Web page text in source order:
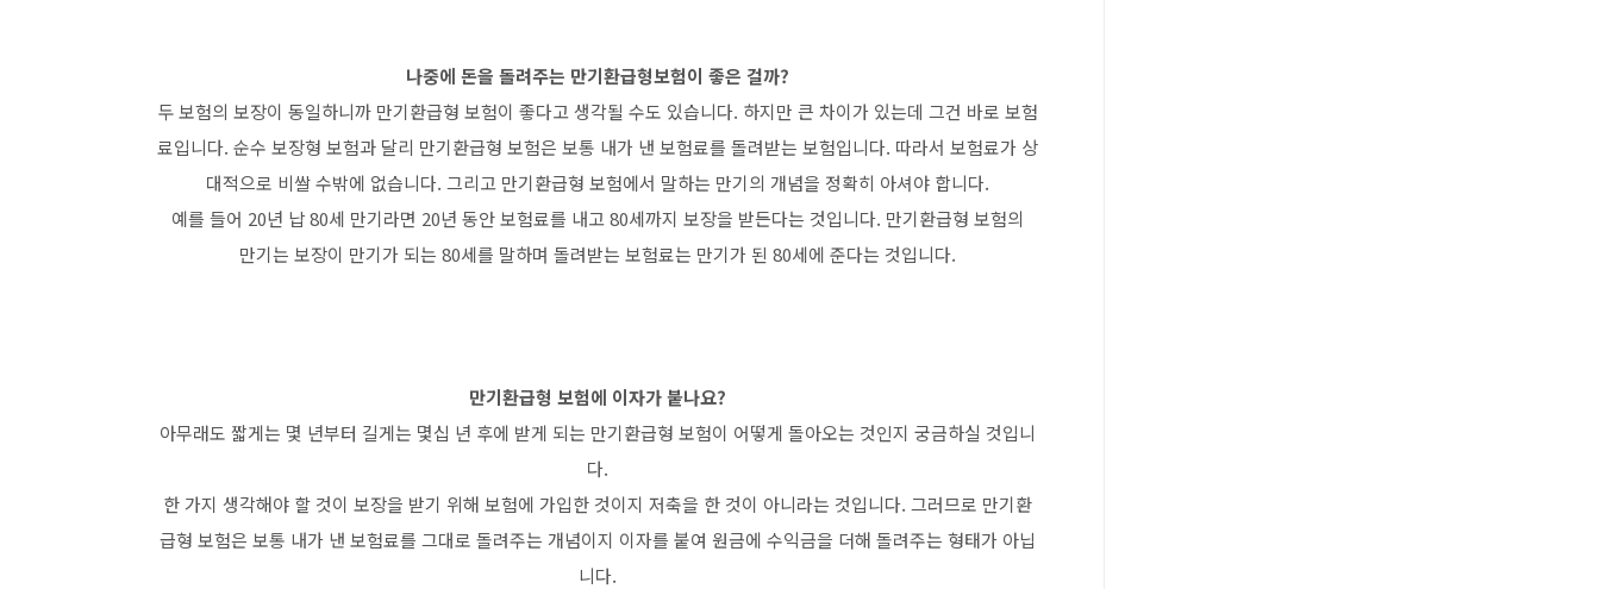
나중에 돈을 돌려주는 만기환급형보험이 좋은 걸까?
두 보험의 보장이 동일하니까 만기환급형 보험이 좋다고 생각될 수도 있습니다. 하지만 큰 차이가 있는데 그건 바로 보험
료입니다. 순수 보장형 보험과 달리 만기환급형 보험은 보통 내가 낸 보험료를 돌려받는 보험입니다. 따라서 보험료가 상
대적으로 비쌀 수밖에 없습니다. 그리고 만기환급형 보험에서 말하는 만기의 개념을 정확히 아셔야 합니다.
예를 들어 20년 납 80세 만기라면 20년 동안 보험료를 내고 80세까지 보장을 받든다는 것입니다. 만기환급형 보험의
만기는 보장이 만기가 되는 80세를 말하며 돌려받는 보험료는 만기가 된 80세에 준다는 것입니다.
만기환급형 보험에 이자가 붙나요?
아무래도 짧게는 몇 년부터 길게는 몇십 년 후에 받게 되는 만기환급형 보험이 어떻게 돌아오는 것인지 궁금하실 것입니
다.
한 가지 생각해야 할 것이 보장을 받기 위해 보험에 가입한 것이지 저축을 한 것이 아니라는 것입니다. 그러므로 만기환
급형 보험은 보통 내가 낸 보험료를 그대로 돌려주는 개념이지 이자를 붙여 원금에 수익금을 더해 돌려주는 형태가 아닙
니다.